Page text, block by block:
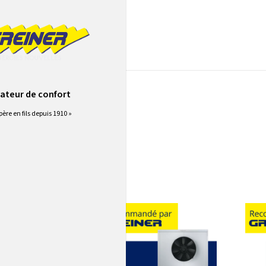
de confort
en fils depuis 1910 »
eltron
eltron